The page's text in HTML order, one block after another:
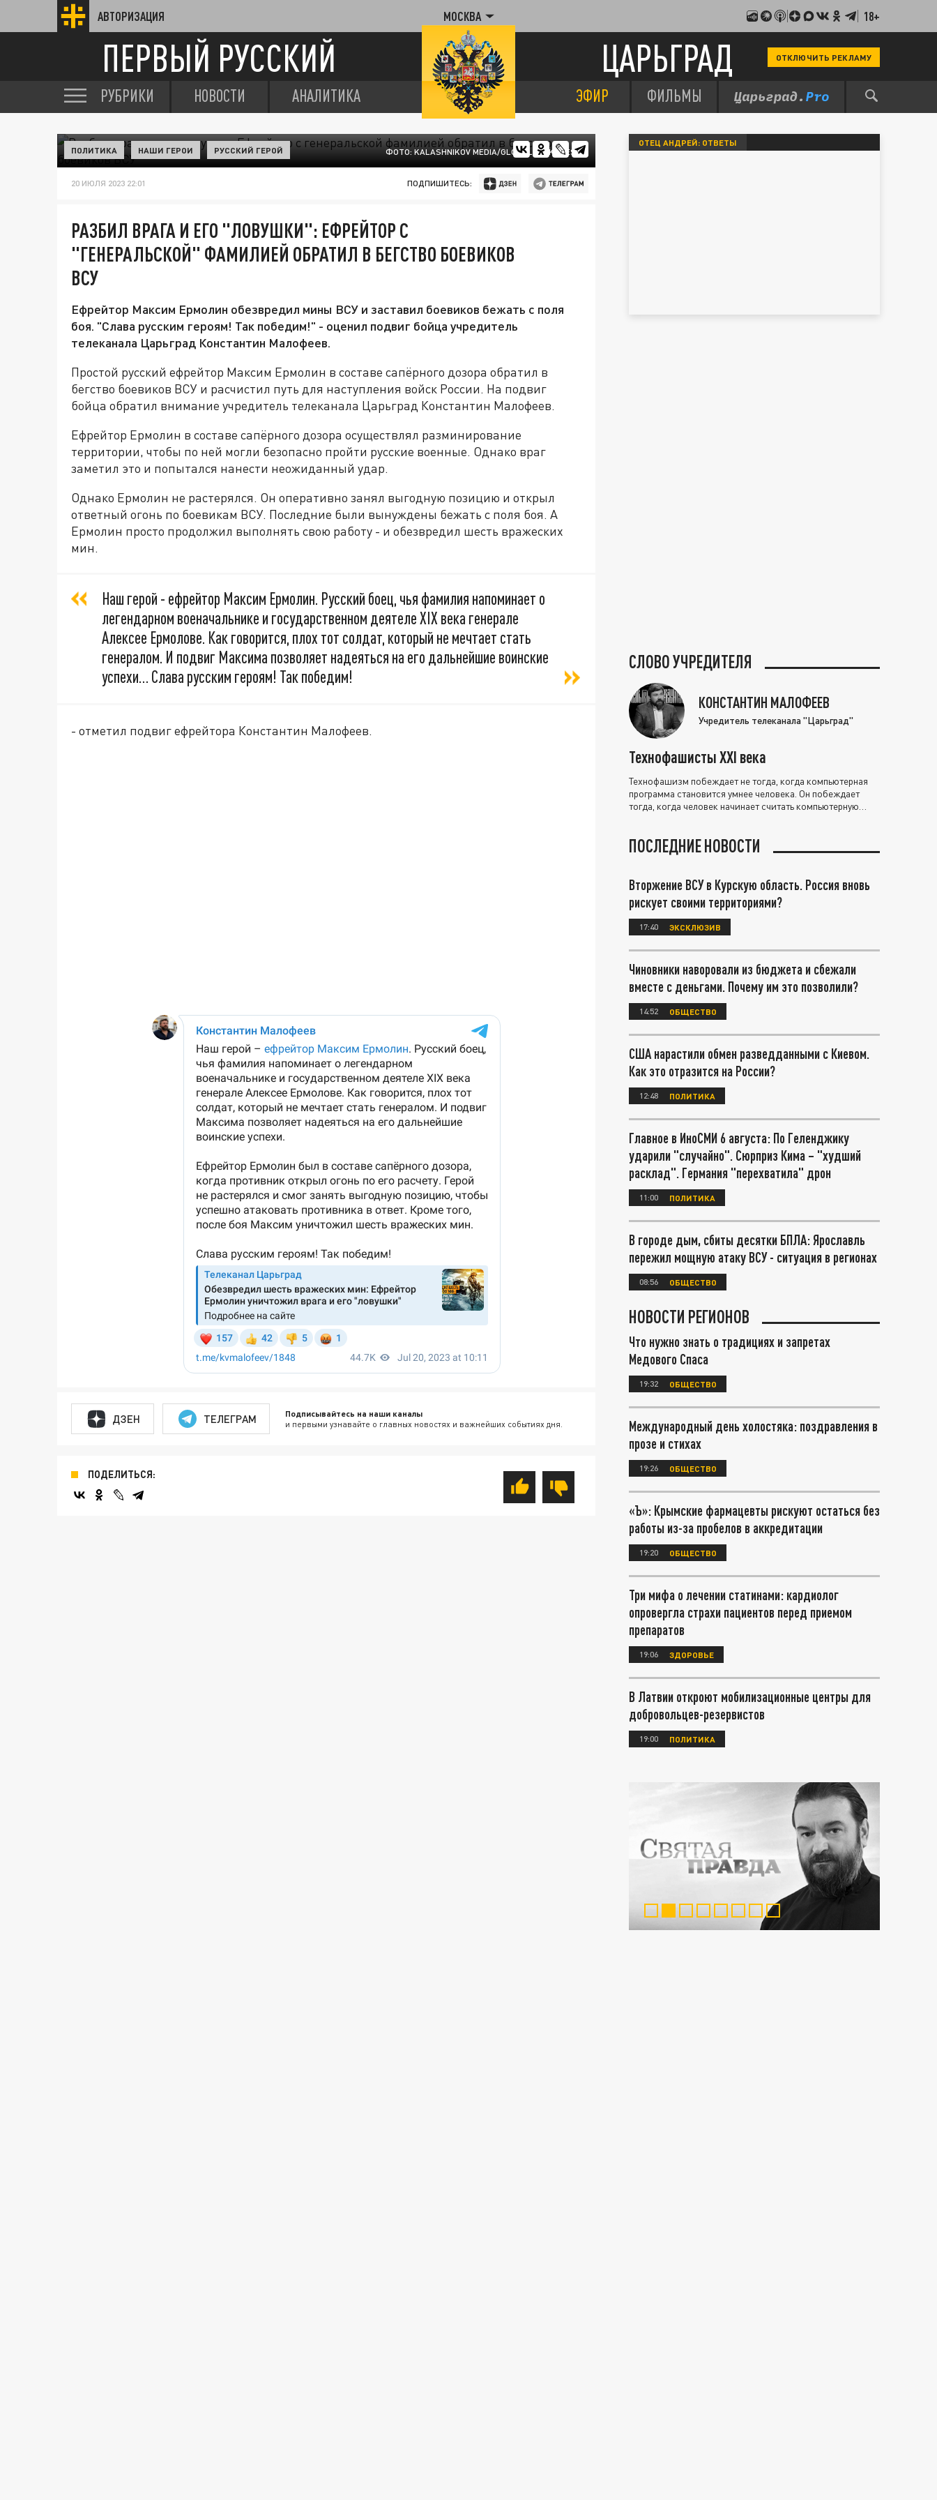
АВТОРИЗАЦИЯ МОСКВА 18+
ПЕРВЫЙ РУССКИЙ ЦАРЬГРАД ОТКЛЮЧИТЬ РЕКЛАМУ
РУБРИКИ НОВОСТИ АНАЛИТИКА ЭФИР ФИЛЬМЫ
ФОТО: KALASHNIKOV MEDIA/GLOBALLOOKPRESS
ПОЛИТИКА НАШИ ГЕРОИ РУССКИЙ ГЕРОЙ
20 ИЮЛЯ 2023 22:01 ПОДПИШИТЕСЬ:
РАЗБИЛ ВРАГА И ЕГО "‎ЛОВУШКИ": ЕФРЕЙТОР С
"ГЕНЕРАЛЬСКОЙ" ФАМИЛИЕЙ ОБРАТИЛ В БЕГСТВО БОЕВИКОВ
ВСУ
Ефрейтор Максим Ермолин обезвредил мины ВСУ и заставил боевиков бежать с поля
боя. "Слава русским героям! Так победим!" - оценил подвиг бойца учредитель
телеканала Царьград Константин Малофеев.
Простой русский ефрейтор Максим Ермолин в составе сапёрного дозора обратил в
бегство боевиков ВСУ и расчистил путь для наступления войск России. На подвиг
бойца обратил внимание учредитель телеканала Царьград Константин Малофеев.
Ефрейтор Ермолин в составе сапёрного дозора осуществлял разминирование
территории, чтобы по ней могли безопасно пройти русские военные. Однако враг
заметил это и попытался нанести неожиданный удар.
Однако Ермолин не растерялся. Он оперативно занял выгодную позицию и открыл
ответный огонь по боевикам ВСУ. Последние были вынуждены бежать с поля боя. А
Ермолин просто продолжил выполнять свою работу - и обезвредил шесть вражеских
мин.
Наш герой - ефрейтор Максим Ермолин. Русский боец, чья фамилия напоминает о
легендарном военачальнике и государственном деятеле XIX века генерале
Алексее Ермолове. Как говорится, плох тот солдат, который не мечтает стать
генералом. И подвиг Максима позволяет надеяться на его дальнейшие воинские
успехи… Слава русским героям! Так победим!
- отметил подвиг ефрейтора Константин Малофеев.
ДЗЕН ТЕЛЕГРАМ Подписывайтесь на наши каналы
и первыми узнавайте о главных новостях и важнейших событиях дня.
ПОДЕЛИТЬСЯ:
ОТЕЦ АНДРЕЙ: ОТВЕТЫ
СЛОВО УЧРЕДИТЕЛЯ
КОНСТАНТИН МАЛОФЕЕВ
Учредитель телеканала "Царьград"
Технофашисты XXI века
Технофашизм побеждает не тогда, когда компьютерная
программа становится умнее человека. Он побеждает
тогда, когда человек начинает считать компьютерную
ПОСЛЕДНИЕ НОВОСТИ
Вторжение ВСУ в Курскую область. Россия вновь
рискует своими территориями?
17:40 ЭКСКЛЮЗИВ
Чиновники наворовали из бюджета и сбежали
вместе с деньгами. Почему им это позволили?
14:52 ОБЩЕСТВО
США нарастили обмен разведданными с Киевом.
Как это отразится на России?
12:48 ПОЛИТИКА
Главное в ИноСМИ 6 августа: По Геленджику
ударили "случайно". Сюрприз Кима – "худший
расклад". Германия "перехватила" дрон
11:00 ПОЛИТИКА
В городе дым, сбиты десятки БПЛА: Ярославль
пережил мощную атаку ВСУ - ситуация в регионах
08:56 ОБЩЕСТВО
НОВОСТИ РЕГИОНОВ
Что нужно знать о традициях и запретах
Медового Спаса
19:32 ОБЩЕСТВО
Международный день холостяка: поздравления в
прозе и стихах
19:26 ОБЩЕСТВО
«Ъ»: Крымские фармацевты рискуют остаться без
работы из-за пробелов в аккредитации
19:20 ОБЩЕСТВО
Три мифа о лечении статинами: кардиолог
опровергла страхи пациентов перед приемом
препаратов
19:06 ЗДОРОВЬЕ
В Латвии откроют мобилизационные центры для
добровольцев-резервистов
19:00 ПОЛИТИКА